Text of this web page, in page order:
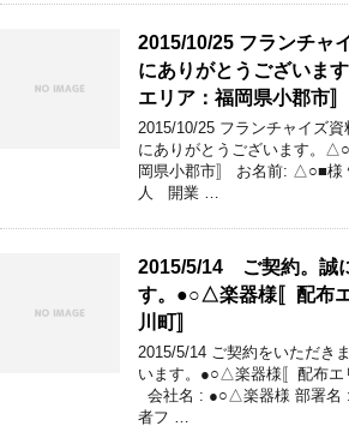
2015/10/25 フランチャ
にありがとうございま
エリア：福岡県小郡市〛
2015/10/25 フランチャイズ
にありがとうございます。
岡県小郡市〛 お名前: △○■様
人 開業 …
2015/5/14 ご契約。誠
す。●○△楽器様〚配布
川町〛
2015/5/14 ご契約をいただき
います。●○△楽器様〚配布エ
会社名 : ●○△楽器様 部署
者フ …